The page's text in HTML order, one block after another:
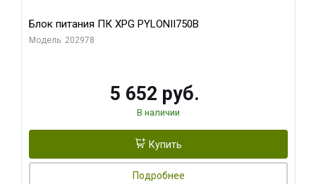
Блок питания ПК XPG PYLONII750B
Модель: 202978
5 652 руб.
В наличии
Купить
Подробнее